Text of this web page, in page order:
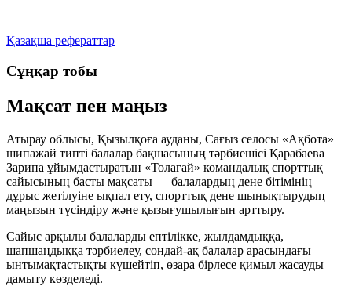
Қазақша рефераттар
Сұңқар тобы
Мақсат пен маңыз
Атырау облысы, Қызылқоға ауданы, Сағыз селосы «Ақбота»
шипажай типті балалар бақшасының тәрбиешісі Қарабаева
Зарипа ұйымдастыратын «Толағай» командалық спорттық
сайысының басты мақсаты — балалардың дене бітімінің
дұрыс жетілуіне ықпал ету, спорттық дене шынықтырудың
маңызын түсіндіру және қызығушылығын арттыру.
Сайыс арқылы балаларды ептілікке, жылдамдыққа,
шапшаңдыққа тәрбиелеу, сондай-ақ балалар арасындағы
ынтымақтастықты күшейтіп, өзара бірлесе қимыл жасауды
дамыту көзделеді.